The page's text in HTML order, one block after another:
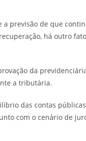
previsão de que
há outro
da
a tributária.
das contas
com o cenário de